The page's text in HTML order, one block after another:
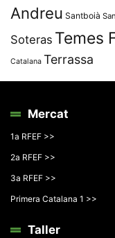
Andreu Santboià
Soteras Temes
Catalana Terrassa
Mercat
1a RFEF >>
2a RFEF >>
3a RFEF >>
Primera Catalana 1 >>
Taller